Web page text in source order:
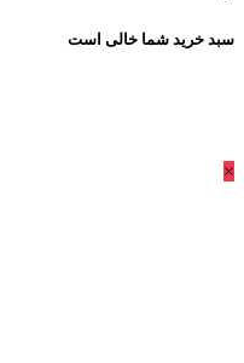
سبد خرید شما خالی است
×